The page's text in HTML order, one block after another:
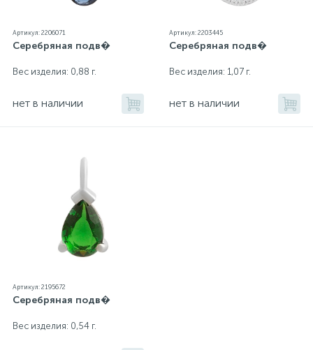
Артикул: 2206071
Серебряная подв�
Вес изделия: 0,88 г.
нет в наличии
Артикул: 2203445
Серебряная подв�
Вес изделия: 1,07 г.
нет в наличии
Артикул: 2195672
Серебряная подв�
Вес изделия: 0,54 г.